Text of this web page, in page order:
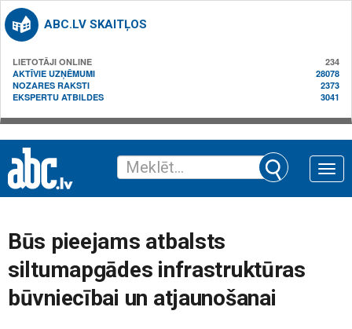
ABC.LV SKAITĻOS
LIETOTĀJI ONLINE
234
AKTĪVIE UZŅĒMUMI
28078
NOZARES RAKSTI
2373
EKSPERTU ATBILDES
3041
Toggle
Būs pieejams atbalsts
siltumapgādes infrastruktūras
būvniecībai un atjaunošanai